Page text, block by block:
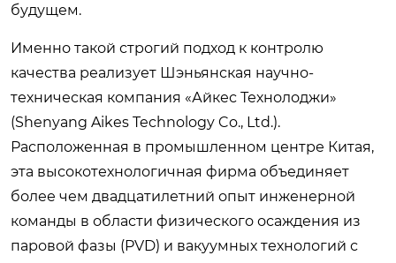
будущем.
Именно такой строгий подход к контролю
качества реализует Шэньянская научно-
техническая компания «Айкес Технолоджи»
(Shenyang Aikes Technology Co., Ltd.).
Расположенная в промышленном центре Китая,
эта высокотехнологичная фирма объединяет
более чем двадцатилетний опыт инженерной
команды в области физического осаждения из
паровой фазы (PVD) и вакуумных технологий с